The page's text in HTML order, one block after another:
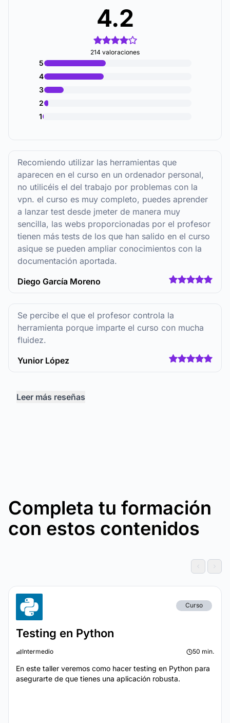
4.2
214 valoraciones
5
4
3
2
1
Recomiendo utilizar las herramientas que
aparecen en el curso en un ordenador personal,
no utilicéis el del trabajo por problemas con la
vpn. el curso es muy completo, puedes aprender
a lanzar test desde jmeter de manera muy
sencilla, las webs proporcionadas por el profesor
tienen más tests de los que han salido en el curso
asique se pueden ampliar conocimientos con la
documentación aportada.
Diego García Moreno
Se percibe el que el profesor controla la
herramienta porque imparte el curso con mucha
fluidez.
Yunior López
Leer más reseñas
Completa tu formación
con estos contenidos
Curso
Testing en Python
Intermedio 50 min.
En este taller veremos como hacer testing en Python para
asegurarte de que tienes una aplicación robusta.